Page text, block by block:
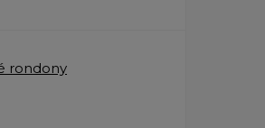
rondony